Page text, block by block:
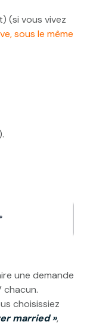
(si vous vivez
sous le même
une demande
chacun.
choisissiez
married »,